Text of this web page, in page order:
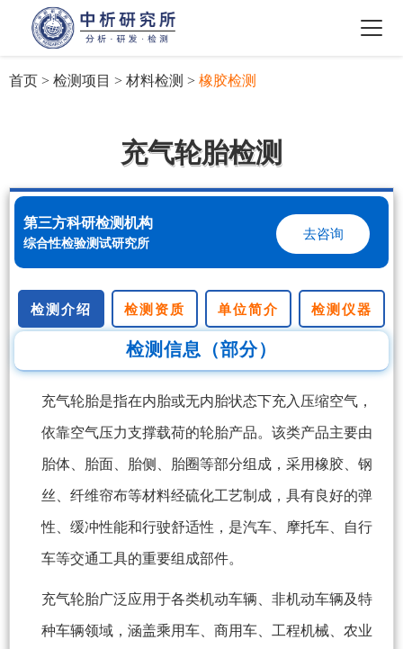
首页 > 检测项目 > 材料检测 > 橡胶检测
充气轮胎检测
第三方科研检测机构
综合性检验测试研究所
去咨询
检测介绍 检测资质 单位简介 检测仪器
检测信息（部分）
充气轮胎是指在内胎或无内胎状态下充入压缩空气，
依靠空气压力支撑载荷的轮胎产品。该类产品主要由
胎体、胎面、胎侧、胎圈等部分组成，采用橡胶、钢
丝、纤维帘布等材料经硫化工艺制成，具有良好的弹
性、缓冲性能和行驶舒适性，是汽车、摩托车、自行
车等交通工具的重要组成部件。
充气轮胎广泛应用于各类机动车辆、非机动车辆及特
种车辆领域，涵盖乘用车、商用车、工程机械、农业